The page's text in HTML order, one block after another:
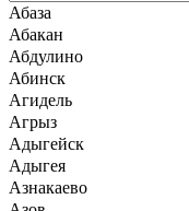
Абаза
Абакан
Абдулино
Абинск
Агидель
Агрыз
Адыгейск
Адыгея
Азнакаево